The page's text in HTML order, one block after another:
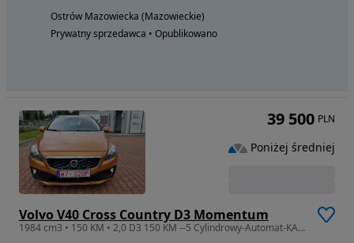
Ostrów Mazowiecka (Mazowieckie)
Prywatny sprzedawca • Opublikowano
Volvo V40 Cross Country D3 Momentum
1984 cm3 • 150 KM • 2,0 D3 150 KM --5 Cylindrowy-Automat-KAMERA-Alu-Czujniki-Opłacony-
39 500 PLN
Poniżej średniej